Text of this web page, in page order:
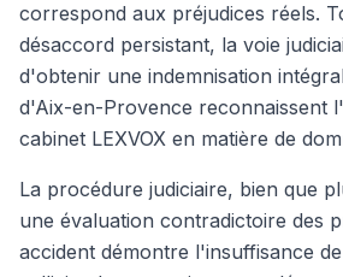
correspond aux préjudices réels.
désaccord persistant, la voie
d'obtenir une indemnisation
d'Aix-en-Provence reconnaissent
cabinet LEXVOX en matière de
La procédure judiciaire, bien que
une évaluation contradictoire des
accident démontre l'insuffisance